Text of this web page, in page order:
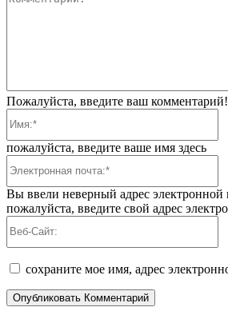
Пожалуйста, введите ваш комментарий!
пожалуйста, введите ваше имя здесь
Вы ввели неверный адрес электронной
пожалуйста, введите свой адрес
сохраните мое имя, адрес